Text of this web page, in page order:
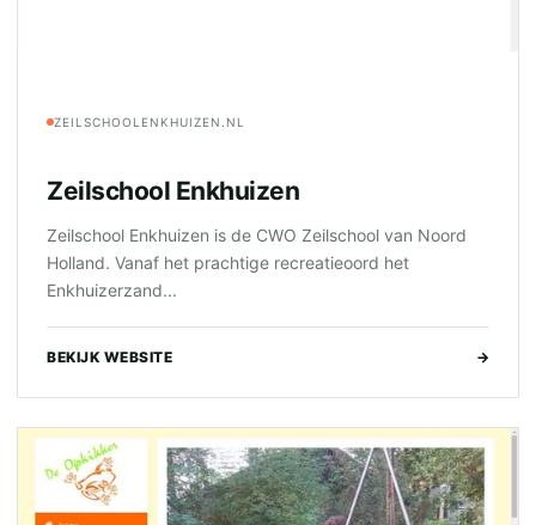
ZEILSCHOOLENKHUIZEN.NL
Zeilschool Enkhuizen
Zeilschool Enkhuizen is de CWO Zeilschool van Noord
Holland. Vanaf het prachtige recreatieoord het
Enkhuizerzand...
BEKIJK WEBSITE →